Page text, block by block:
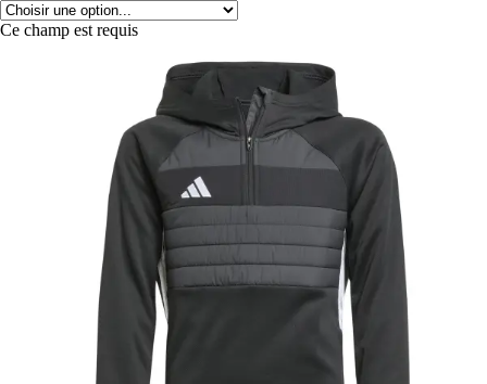
Ce champ est requis